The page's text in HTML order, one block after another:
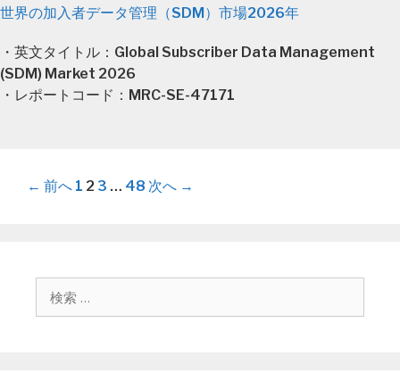
世界の加入者データ管理（SDM）市場2026年
・英文タイトル：Global Subscriber Data Management
(SDM) Market 2026
・レポートコード：MRC-SE-47171
投
シ
← 前へ 1 2 3 … 48 次へ →